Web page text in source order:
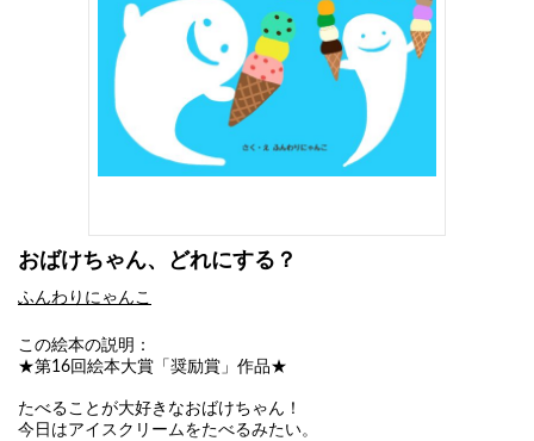
おばけちゃん、どれにする？
ふんわりにゃんこ
この絵本の説明：
★第16回絵本大賞「奨励賞」作品★
たべることが大好きなおばけちゃん！
今日はアイスクリームをたべるみたい。